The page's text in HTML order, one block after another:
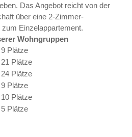
Das Angebot reicht von der
über eine 2-Zimmer-
Einzelappartement.
Wohngruppen
9 Plätze
21 Plätze
24 Plätze
9 Plätze
10 Plätze
5 Plätze